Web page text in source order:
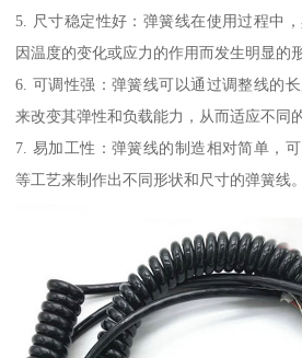
5. 尺寸稳定性好：弹簧线在使用过程中
因温度的变化或应力的作用而发生明显的
6. 可调性强：弹簧线可以通过调整线的
来改变其弹性和负载能力，从而适应不同
7. 易加工性：弹簧线的制造相对简单，
等工艺来制作出不同形状和尺寸的弹簧线。